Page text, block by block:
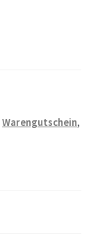
Warengutschein,